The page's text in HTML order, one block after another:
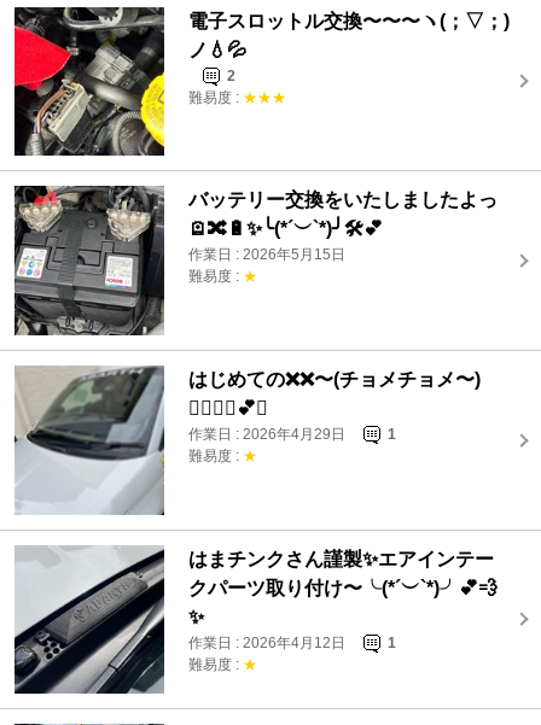
電子スロットル交換〜〜〜ヽ(；▽；)
ノ💧💦
2
難易度 : ★★★
バッテリー交換をいたしましたよっ
🪫🔀🔋✨╰(*´︶`*)╯🛠️💕
作業日 : 2026年5月15日
難易度 : ★
はじめての❌❌〜(チョメチョメ〜)
👩‍❤️‍💋‍👨💕✨
作業日 : 2026年4月29日
1
難易度 : ★
はまチンクさん謹製✨エアインテー
クパーツ取り付け〜╰(*´︶`*)╯💕💨
✨
作業日 : 2026年4月12日
1
難易度 : ★